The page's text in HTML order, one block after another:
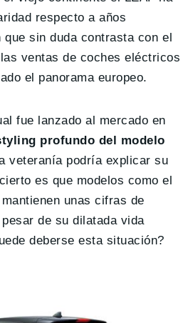
respecto a años
sin duda contrasta con el
ventas de coches eléctricos
el panorama europeo.
fue lanzado al mercado en
profundo del modelo
veteranía podría explicar su
es que modelos como el
unas cifras de
de su dilatada vida
deberse esta situación?